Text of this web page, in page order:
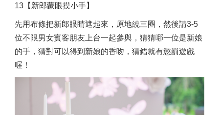
13【新郎蒙眼摸小手】
先用布條把新郎眼睛遮起來，原地繞三圈，然後請3-5
位不限男女賓客朋友上台一起參與，猜猜哪一位是新娘
的手，猜對可以得到新娘的香吻，猜錯就有懲罰遊戲
喔！